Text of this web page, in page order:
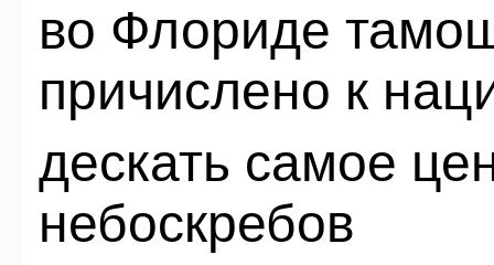
во Флориде
причислено к
дескать самое
небоскребов